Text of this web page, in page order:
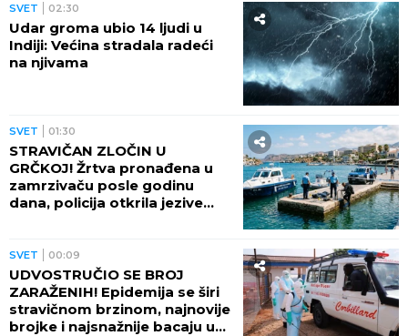
SVET 02:30
Udar groma ubio 14 ljudi u
Indiji: Većina stradala radeći
na njivama
SVET 01:30
STRAVIČAN ZLOČIN U
GRČKOJ! Žrtva pronađena u
zamrzivaču posle godinu
dana, policija otkrila jezive
SVET 00:09
UDVOSTRUČIO SE BROJ
ZARAŽENIH! Epidemija se širi
stravičnom brzinom, najnovije
brojke i najsnažnije bacaju u